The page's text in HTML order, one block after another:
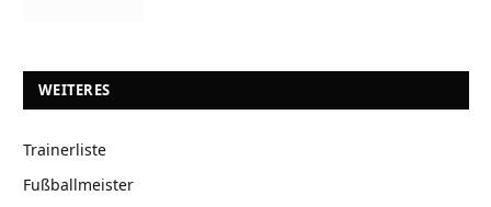
WEITERES
Trainerliste
Fußballmeister